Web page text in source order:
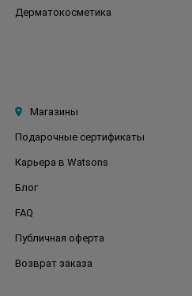
Дерматокосметика
Магазины
Подарочные сертификаты
Карьера в Watsons
Блог
FAQ
Публичная оферта
Возврат заказа